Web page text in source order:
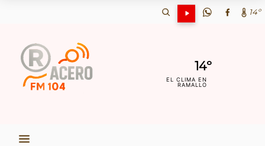
14º
14º
EL CLIMA EN
RAMALLO